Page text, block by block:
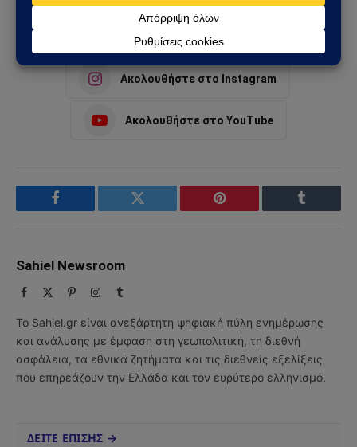
Ακολουθήστε στο Instagram
Ακολουθήστε στο YouTube
Facebook Twitter Pinterest Tumblr
Sahiel Newsroom
Facebook PinterestInstagram
Tumblr
Το Sahiel.gr είναι ανεξάρτητη ψηφιακή πύλη ενημέρωσης
και ανάλυσης με έμφαση στη γεωπολιτική, τη διεθνή
ασφάλεια, τα εθνικά ζητήματα και τις διεθνείς εξελίξεις
που επηρεάζουν την Ελλάδα και τον ευρύτερο ελληνισμό.
ΔΕΙΤΕ ΕΠΙΣΗΣ →